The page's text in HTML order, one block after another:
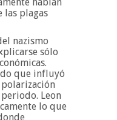
las plagas
nazismo
sólo
que influyó
Leon
lo que